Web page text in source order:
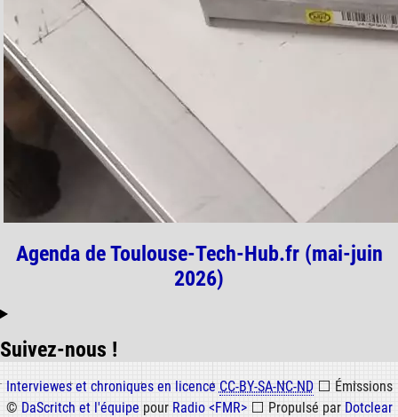
Agenda de Toulouse-Tech-Hub.fr (mai-juin
2026)
Suivez-nous !
Informations
Interviewes et chroniques en licence CC-BY-SA-NC-ND ⬜ Émissions
© DaScritch et l'équipe pour Radio <FMR> ⬜ Propulsé par Dotclear